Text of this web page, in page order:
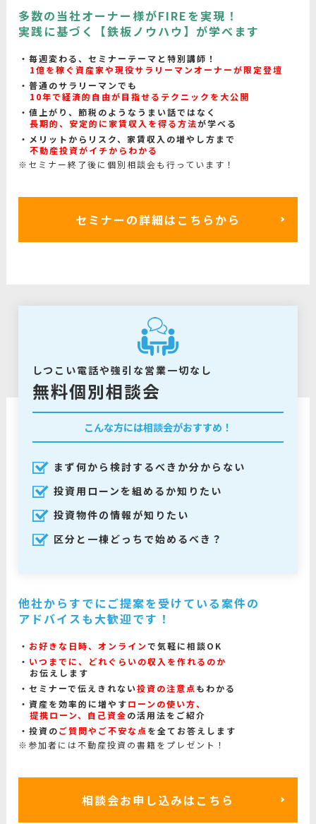
多数の当社オーナー様がFIREを実現！
実践に基づく【鉄板ノウハウ】が学べます
毎週変わる、セミナーテーマと特別講師！
1億を稼ぐ資産家や現役サラリーマンオーナーが限定登壇
普通のサラリーマンでも
10年で経済的自由が目指せるテクニックを大公開
値上がり、節税のようなうまい話ではなく
長期的、安定的に家賃収入を得る方法が学べる
メリットからリスク、家賃収入の増やし方まで
不動産投資がイチからわかる
※セミナー終了後に個別相談会も行っています！
セミナーの詳細はこちらから
しつこい電話や強引な営業一切なし
無料個別相談会
こんな方には相談会がおすすめ！
まず何から検討するべきか分からない
投資用ローンを組めるか知りたい
投資物件の情報が知りたい
区分と一棟どっちで始めるべき？
他社からすでにご提案を受けている案件の
アドバイスも大歓迎です！
お好きな日時、オンラインで気軽に相談OK
いつまでに、どれぐらいの収入を作れるのか
お伝えします
セミナーで伝えきれない投資の注意点 もわかる
資産を効率的に増やすローンの使い方、
提携ローン、自己資金の活用法をご紹介
投資のご質問やご不安な点 を全てお答えします
※参加者には不動産投資の書籍をプレゼント！
相談会お申し込みはこちら